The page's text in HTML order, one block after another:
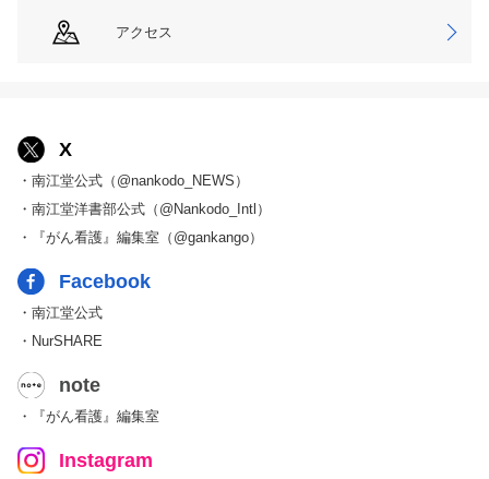
アクセス
X
・南江堂公式（@nankodo_NEWS）
・南江堂洋書部公式（@Nankodo_Intl）
・『がん看護』編集室（@gankango）
Facebook
・南江堂公式
・NurSHARE
note
・『がん看護』編集室
Instagram